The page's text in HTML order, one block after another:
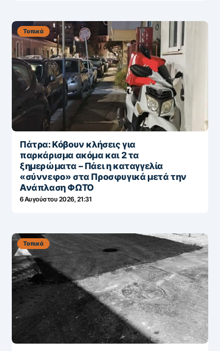
Τοπικά
Πάτρα: Κόβουν κλήσεις για
παρκάρισμα ακόμα και 2 τα
ξημερώματα – Πάει η καταγγελία
«σύννεφο» στα Προσφυγικά μετά την
Ανάπλαση ΦΩΤΟ
6 Αυγούστου 2026, 21:31
Τοπικά